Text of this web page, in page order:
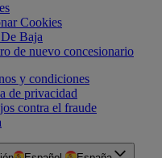
Cookies
Baja
de nuevo concesionario
y condiciones
de privacidad
contra el fraude